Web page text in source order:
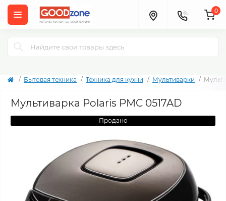
0
Бытовая техника Техника для кухни Мультиварки
Мультиварка Polaris PMC 0517AD
Продано